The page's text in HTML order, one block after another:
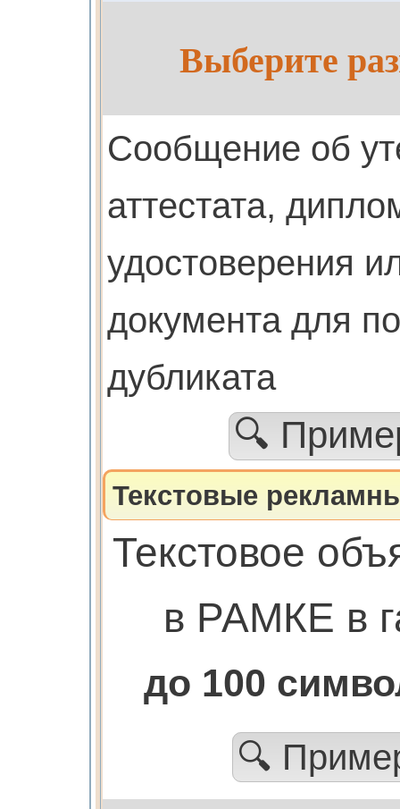
Выберите
Cообщение об
аттестата,
удостоверения
документа для
дубликата
🔍
Текстовые
Текстовое
в РАМКЕ в
до 100
🔍